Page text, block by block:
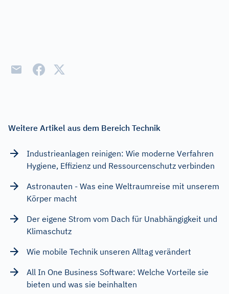
Weitere Artikel aus dem Bereich Technik
Industrieanlagen reinigen: Wie moderne Verfahren
Hygiene, Effizienz und Ressourcenschutz verbinden
Astronauten - Was eine Weltraumreise mit unserem
Körper macht
Der eigene Strom vom Dach für Unabhängigkeit und
Klimaschutz
Wie mobile Technik unseren Alltag verändert
All In One Business Software: Welche Vorteile sie
bieten und was sie beinhalten